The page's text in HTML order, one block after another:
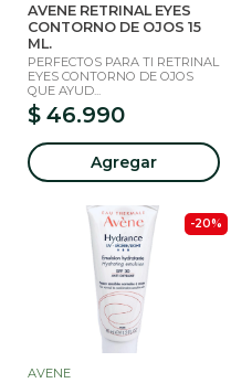
AVENE RETRINAL EYES
CONTORNO DE OJOS 15
ML.
PERFECTOS PARA TI RETRINAL
EYES CONTORNO DE OJOS
QUE AYUD...
$ 46.990
Agregar
-20%
AVENE